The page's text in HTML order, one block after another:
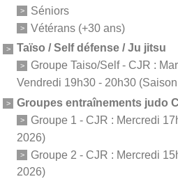
Séniors
Vétérans (+30 ans)
Taïso / Self défense / Ju jitsu
Groupe Taiso/Self - CJR :
Vendredi 19h30 - 20h30
Groupes entraînements judo
Groupe 1 - CJR : Mercredi
2026)
Groupe 2 - CJR : Mercredi
2026)